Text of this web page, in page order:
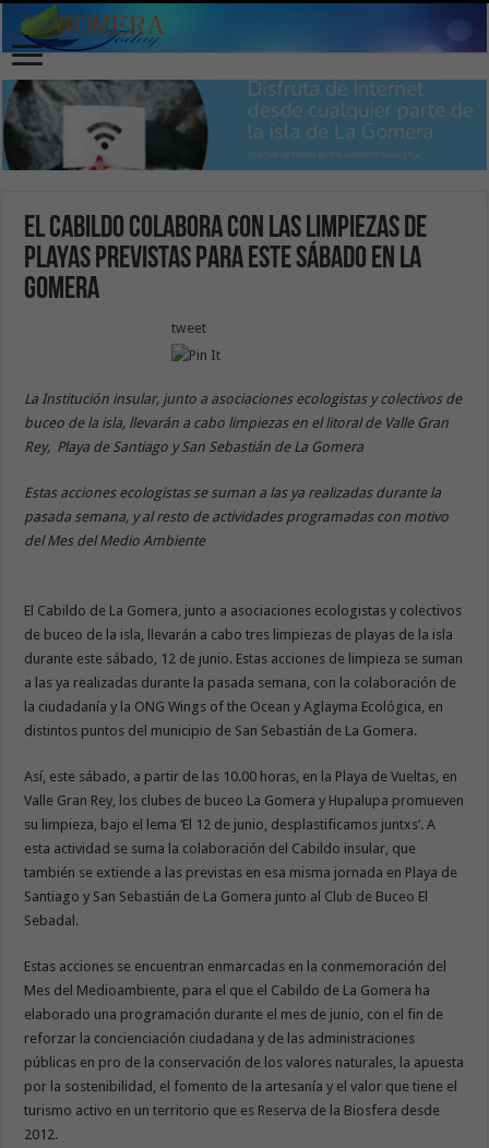
El Cabildo colabora con las limpiezas de
playas previstas para este sábado en La
Gomera
tweet
La Institución insular, junto a asociaciones ecologistas y colectivos de
buceo de la isla, llevarán a cabo limpiezas en el litoral de Valle Gran
Rey, Playa de Santiago y San Sebastián de La Gomera
Estas acciones ecologistas se suman a las ya realizadas durante la
pasada semana, y al resto de actividades programadas con motivo
del Mes del Medio Ambiente
El Cabildo de La Gomera, junto a asociaciones ecologistas y colectivos
de buceo de la isla, llevarán a cabo tres limpiezas de playas de la isla
durante este sábado, 12 de junio. Estas acciones de limpieza se suman
a las ya realizadas durante la pasada semana, con la colaboración de
la ciudadanía y la ONG Wings of the Ocean y Aglayma Ecológica, en
distintos puntos del municipio de San Sebastián de La Gomera.
Así, este sábado, a partir de las 10.00 horas, en la Playa de Vueltas, en
Valle Gran Rey, los clubes de buceo La Gomera y Hupalupa promueven
su limpieza, bajo el lema ‘El 12 de junio, desplastificamos juntxs’. A
esta actividad se suma la colaboración del Cabildo insular, que
también se extiende a las previstas en esa misma jornada en Playa de
Santiago y San Sebastián de La Gomera junto al Club de Buceo El
Sebadal.
Estas acciones se encuentran enmarcadas en la conmemoración del
Mes del Medioambiente, para el que el Cabildo de La Gomera ha
elaborado una programación durante el mes de junio, con el fin de
reforzar la concienciación ciudadana y de las administraciones
públicas en pro de la conservación de los valores naturales, la apuesta
por la sostenibilidad, el fomento de la artesanía y el valor que tiene el
turismo activo en un territorio que es Reserva de la Biosfera desde
2012.